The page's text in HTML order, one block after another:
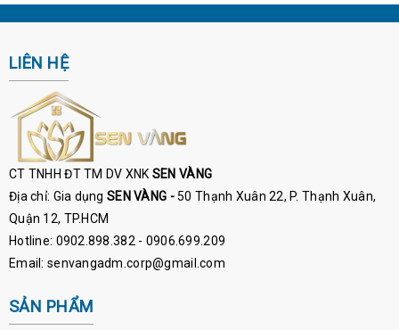
LIÊN HỆ
CT TNHH ĐT TM DV XNK SEN VÀNG
Địa chỉ: Gia dụngSEN VÀNG -50 Thạnh Xuân 22, P. Thạnh Xuân,
Quận 12, TP.HCM
Hotline: 0902.898.382 - 0906.699.209
Email: senvangadm.corp@gmail.com
SẢN PHẨM